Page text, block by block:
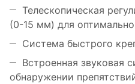
Телескопическая
(0-15 мм) для
Система быстрого
Встроенная звуковая
обнаружении